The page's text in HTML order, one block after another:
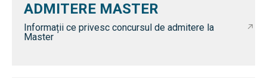
ADMITERE MASTER
Informații ce privesc concursul de admitere la
Master